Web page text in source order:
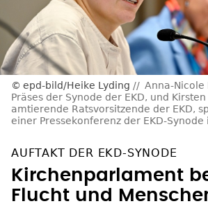
epd-bild/Heike Lyding
Anna-Nicole
Präses der Synode der EKD, und Kirsten
amtierende Ratsvorsitzende der EKD,
einer Pressekonferenz der EKD-Synode
AUFTAKT DER EKD-SYNODE
Kirchenparlament
Flucht und